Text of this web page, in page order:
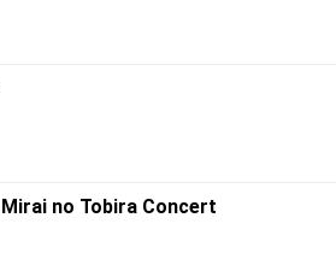
no Tobira Concert